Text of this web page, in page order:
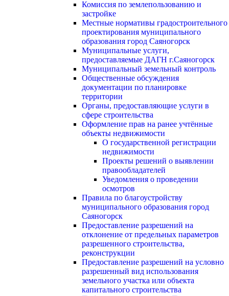
Комиссия по землепользованию и
застройке
Местные нормативы градостроительного
проектирования муниципального
образования город Саяногорск
Муниципальные услуги,
предоставляемые ДАГН г.Саяногорск
Муниципальный земельный контроль
Общественные обсуждения
документации по планировке
территории
Органы, предоставляющие услуги в
сфере строительства
Оформление прав на ранее учтённые
объекты недвижимости
О государственной регистрации
недвижимости
Проекты решений о выявлении
правообладателей
Уведомления о проведении
осмотров
Правила по благоустройству
муниципального образования город
Саяногорск
Предоставление разрешений на
отклонение от предельных параметров
разрешенного строительства,
реконструкции
Предоставление разрешений на условно
разрешенный вид использования
земельного участка или объекта
капитального строительства